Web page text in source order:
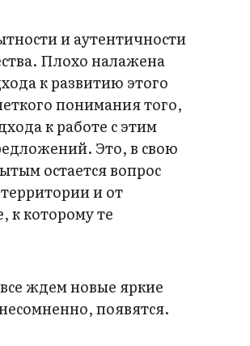
и аутентичности
Плохо налажена
к развитию этого
понимания того,
к работе с этим
Это, в свою
остается вопрос
и от
к которому те
ждем новые яркие
появятся.